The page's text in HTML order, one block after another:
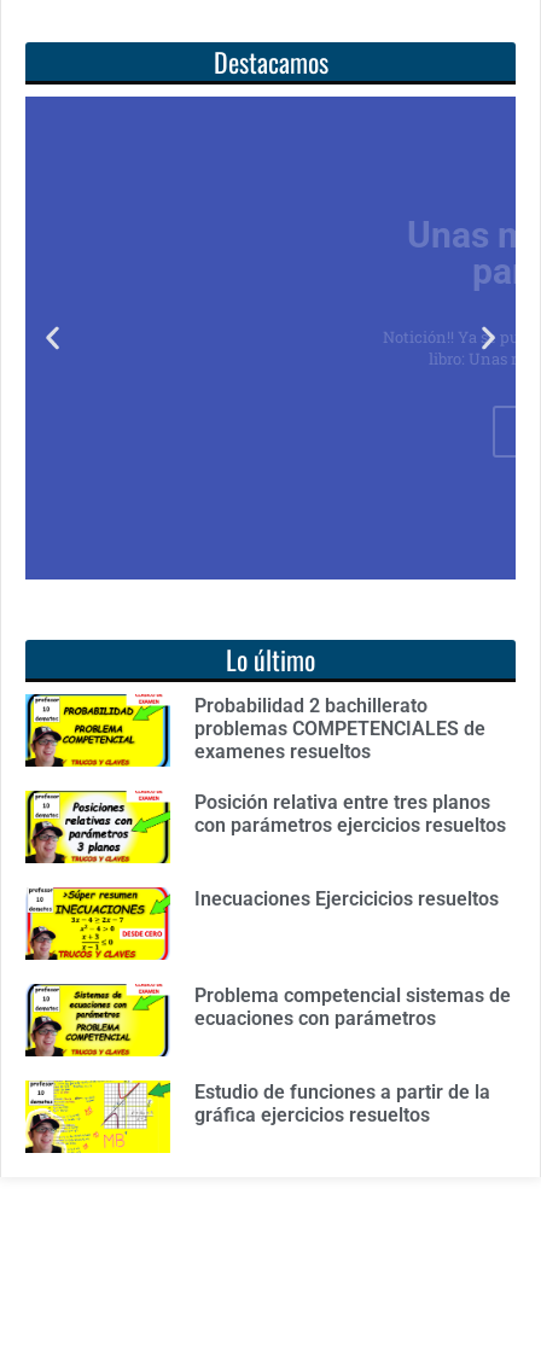
Destacamos
Unas matemáticas
Notición!! Ya se puede adquirir nuestro segundo
Lo último
Probabilidad 2 bachillerato
problemas COMPETENCIALES de
examenes resueltos
Posición relativa entre tres planos
con parámetros ejercicios resueltos
Inecuaciones Ejercicicios resueltos
Problema competencial sistemas de
ecuaciones con parámetros
Estudio de funciones a partir de la
gráfica ejercicios resueltos